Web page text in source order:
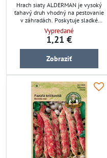
Hrach siaty ALDERMAN je vysoký
ťahavý druh vhodný na pestovanie
v záhradách. Poskytuje sladké
struky ideálne pre čerstvú
konzumáciu alebo ďalšie
spracovanie. Odolné semená
zabezpečia úspešnú úrodu
strukoviny pre pestovateľov
Vypredané
1,21 €
Zobraziť